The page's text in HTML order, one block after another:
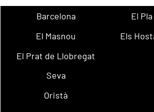
Barcelona
El
El Masnou
Els
El Prat de Llobregat
Seva
Oristà